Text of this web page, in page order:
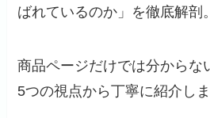
ばれているのか」を徹底解剖。
商品ページだけでは分からな
5つの視点から丁寧に紹介しま